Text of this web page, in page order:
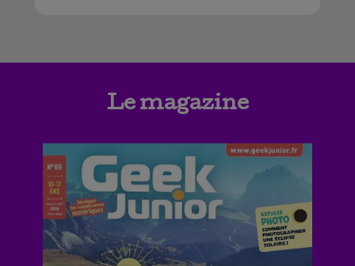
Le magazine